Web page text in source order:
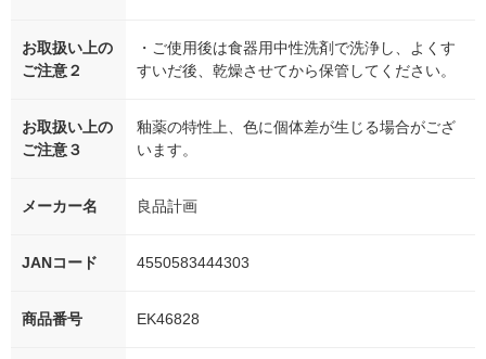
お取扱い上の
ご注意２
・ご使用後は食器用中性洗剤で洗浄し、よくす
すいだ後、乾燥させてから保管してください。
お取扱い上の
ご注意３
釉薬の特性上、色に個体差が生じる場合がござ
います。
メーカー名 良品計画
JANコード 4550583444303
商品番号 EK46828